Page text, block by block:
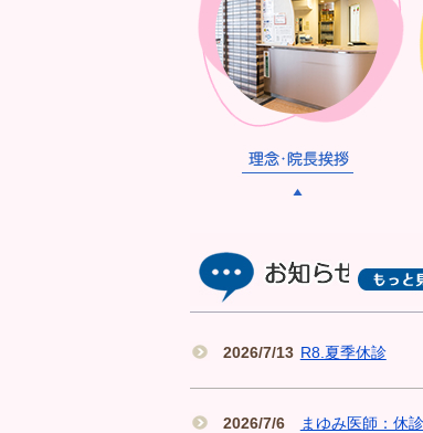
2026/7/13 R8.夏季休診
2026/7/6 まゆみ医師：休診